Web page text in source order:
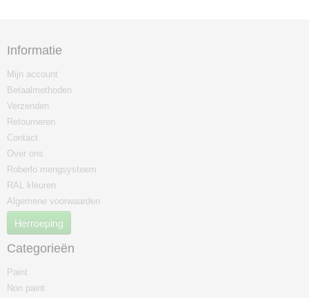
Informatie
Mijn account
Betaalmethoden
Verzenden
Retourneren
Contact
Over ons
Roberlo mengsysteem
RAL kleuren
Algemene voorwaarden
Herroeping
Categorieën
Paint
Non paint